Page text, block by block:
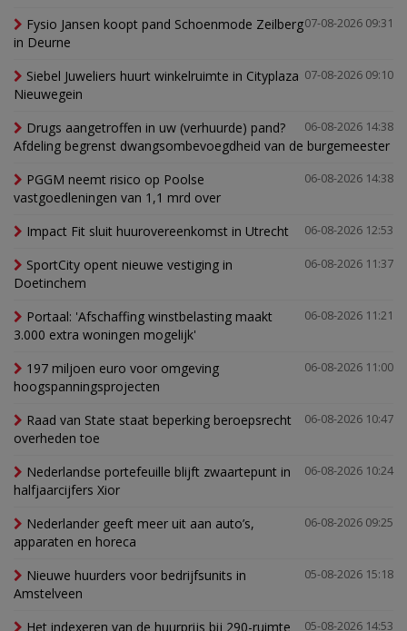
07-08-2026 09:31
Fysio Jansen koopt pand Schoenmode Zeilberg
in Deurne
07-08-2026 09:10
Siebel Juweliers huurt winkelruimte in Cityplaza
Nieuwegein
06-08-2026 14:38
Drugs aangetroffen in uw (verhuurde) pand?
Afdeling begrenst dwangsombevoegdheid van de burgemeester
06-08-2026 14:38
PGGM neemt risico op Poolse
vastgoedleningen van 1,1 mrd over
06-08-2026 12:53
Impact Fit sluit huurovereenkomst in Utrecht
06-08-2026 11:37
SportCity opent nieuwe vestiging in
Doetinchem
06-08-2026 11:21
Portaal: 'Afschaffing winstbelasting maakt
3.000 extra woningen mogelijk'
06-08-2026 11:00
197 miljoen euro voor omgeving
hoogspanningsprojecten
06-08-2026 10:47
Raad van State staat beperking beroepsrecht
overheden toe
06-08-2026 10:24
Nederlandse portefeuille blijft zwaartepunt in
halfjaarcijfers Xior
06-08-2026 09:25
Nederlander geeft meer uit aan auto’s,
apparaten en horeca
05-08-2026 15:18
Nieuwe huurders voor bedrijfsunits in
Amstelveen
05-08-2026 14:53
Het indexeren van de huurprijs bij 290-ruimte